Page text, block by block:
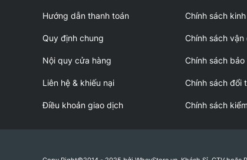
Hướng dẫn thanh toán
Quy định chung
Nội quy cửa hàng
Liên hệ & khiếu nại
Điều khoản giao dịch
Chính sách
Chính sách vận
Chính sách bảo
Chính sách đổi
Chính sách